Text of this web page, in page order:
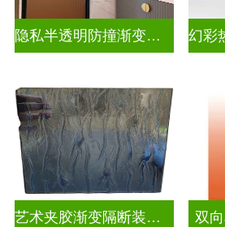
隐私半透明防撞渐变玻璃
艺术夹胶渐变隔断装饰玻璃 双